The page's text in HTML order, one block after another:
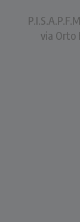
via Orto